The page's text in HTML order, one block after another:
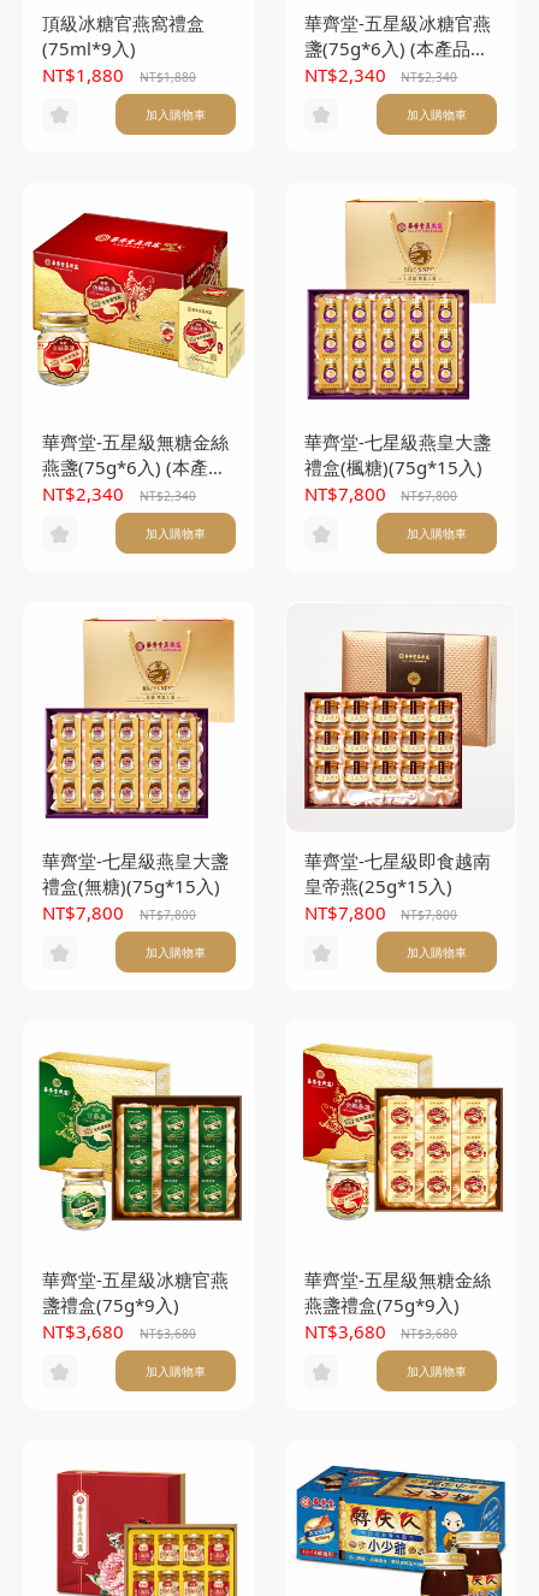
頂級冰糖官燕窩禮盒
(75ml*9入)
NT$1,880
NT$1,880
加入購物車
華齊堂-五星級冰糖官燕
盞(75g*6入) (本產品不
另附提袋)
NT$2,340 NT$2,340
加入購物車
華齊堂-五星級無糖金絲
燕盞(75g*6入) (本產品
不另附提袋)
NT$2,340 NT$2,340
加入購物車
華齊堂-七星級燕皇大盞
禮盒(楓糖)(75g*15入)
NT$7,800
NT$7,800
加入購物車
華齊堂-七星級燕皇大盞
禮盒(無糖)(75g*15入)
NT$7,800
NT$7,800
加入購物車
華齊堂-七星級即食越南
皇帝燕(25g*15入)
NT$7,800
NT$7,800
加入購物車
華齊堂-五星級冰糖官燕
盞禮盒(75g*9入)
NT$3,680
NT$3,680
加入購物車
華齊堂-五星級無糖金絲
燕盞禮盒(75g*9入)
NT$3,680
NT$3,680
加入購物車